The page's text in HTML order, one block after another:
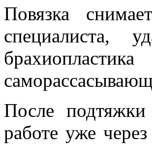
Повязка
специалиста,
После
работе уже